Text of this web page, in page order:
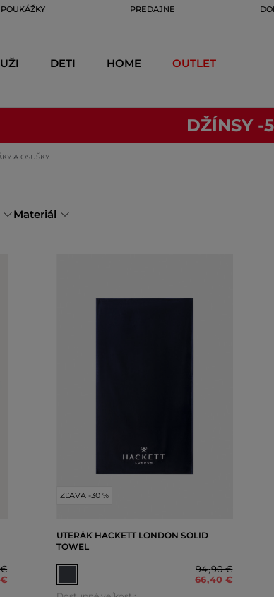
PREDAJNE
DETI HOME OUTLET
DŽÍNSY -
A OSUŠKY
Materiál
ZĽAVA -30 %
UTERÁK HACKETT LONDON SOLID
TOWEL
94,90 €
66,40 €